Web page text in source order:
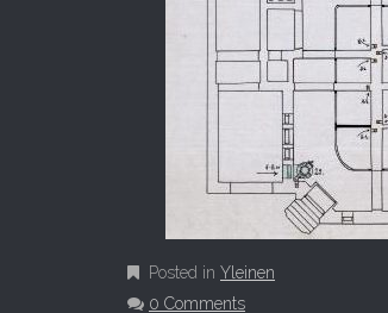
Posted in Yleinen
0 Comments